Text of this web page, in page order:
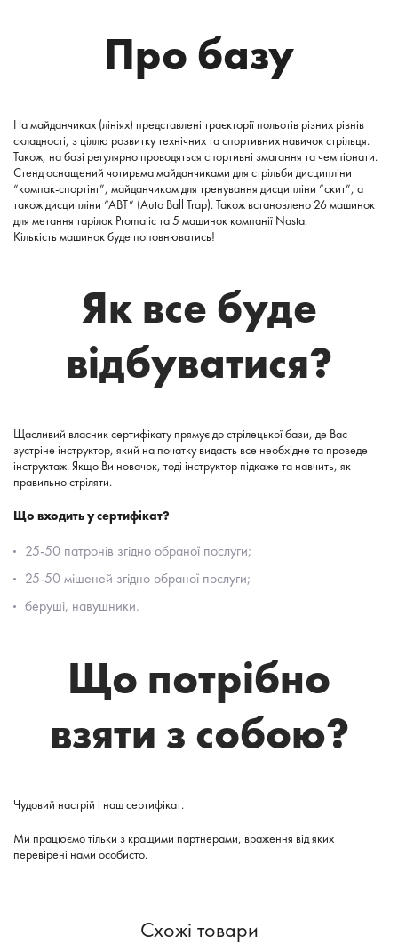
Про базу
На майданчиках (лініях) представлені траєкторії польотів різних рівнів
складності, з ціллю розвитку технічних та спортивних навичок стрільця.
Також, на базі регулярно проводяться спортивні змагання та чемпіонати.
Стенд оснащений чотирьма майданчиками для стрільби дисципліни
“компак-спортінг”, майданчиком для тренування дисципліни “скит”, а
також дисципліни “АВТ” (Auto Ball Trap). Також встановлено 26 машинок
для метання тарілок Promatic та 5 машинок компанії Nasta.
Кількість машинок буде поповнюватись!
Як все буде
відбуватися?
Щасливий власник сертифікату прямує до стрілецької бази, де Вас
зустріне інструктор, який на початку видасть все необхідне та проведе
інструктаж. Якщо Ви новачок, тоді інструктор підкаже та навчить, як
правильно стріляти.
Що входить у сертифікат?
25-50 патронів згідно обраної послуги;
25-50 мішеней згідно обраної послуги;
беруші, навушники.
Що потрібно
взяти з собою?
Чудовий настрій і наш сертифікат.
Ми працюємотільки з кращими партнерами, враження від яких
перевірені нами особисто.
Схожі товари